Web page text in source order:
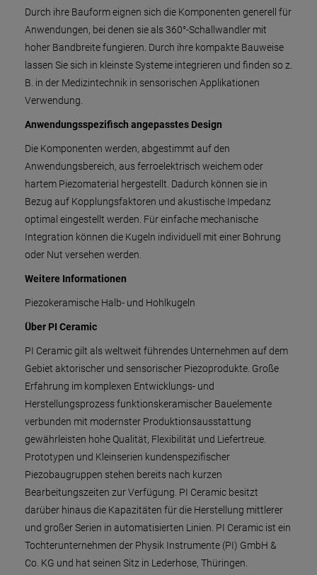
Durch ihre Bauform eignen sich die Komponenten generell für
Anwendungen, bei denen sie als 360°-Schallwandler mit
hoher Bandbreite fungieren. Durch ihre kompakte Bauweise
lassen Sie sich in kleinste Systeme integrieren und finden so z.
B. in der Medizintechnik in sensorischen Applikationen
Verwendung.
Anwendungsspezifisch angepasstes Design
Die Komponenten werden, abgestimmt auf den
Anwendungsbereich, aus ferroelektrisch weichem oder
hartem Piezomaterial hergestellt. Dadurch können sie in
Bezug auf Kopplungsfaktoren und akustische Impedanz
optimal eingestellt werden. Für einfache mechanische
Integration können die Kugeln individuell mit einer Bohrung
oder Nut versehen werden.
Weitere Informationen
Piezokeramische Halb- und Hohlkugeln
Über PI Ceramic
PI Ceramic gilt als weltweit führendes Unternehmen auf dem
Gebiet aktorischer und sensorischer Piezoprodukte. Große
Erfahrung im komplexen Entwicklungs- und
Herstellungsprozess funktionskeramischer Bauelemente
verbunden mit modernster Produktionsausstattung
gewährleisten hohe Qualität, Flexibilität und Liefertreue.
Prototypen und Kleinserien kundenspezifischer
Piezobaugruppen stehen bereits nach kurzen
Bearbeitungszeiten zur Verfügung. PI Ceramic besitzt
darüber hinaus die Kapazitäten für die Herstellung mittlerer
und großer Serien in automatisierten Linien. PI Ceramic ist ein
Tochterunternehmen der Physik Instrumente (PI) GmbH &
Co. KG und hat seinen Sitz in Lederhose, Thüringen.